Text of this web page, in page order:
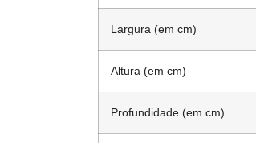
Largura (em cm)
Altura (em cm)
Profundidade (em cm)